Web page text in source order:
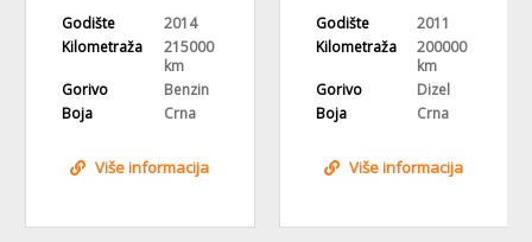
Godište
2011
Kilometraža
200000
km
Gorivo
Dizel
Boja
Crna
Više informacija
Godište
2011
Kilometraža
224000
km
Gorivo
Benzin
Boja
Crvena
Više informacija